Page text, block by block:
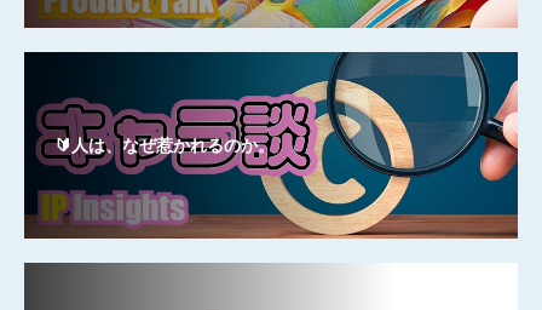
🔰人は、なぜ惹かれるのか。